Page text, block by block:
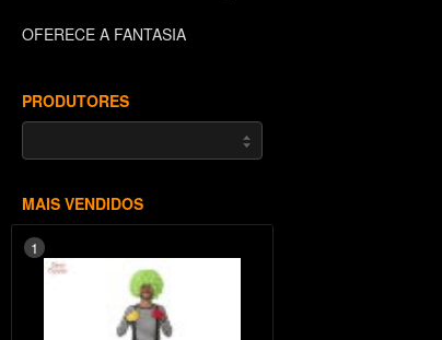
OFERECE A FANTASIA
PRODUTORES
MAIS VENDIDOS
1